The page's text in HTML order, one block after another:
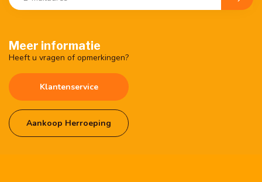
Meer informatie
Heeft u vragen of opmerkingen?
Klantenservice
Aankoop Herroeping